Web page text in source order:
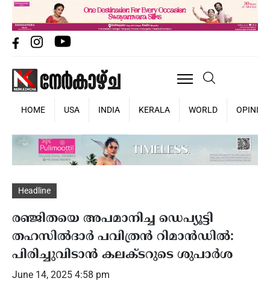
HOME USA INDIA KERALA WORLD OPINION
Headline
രഞ്ജിതയെ അപമാനിച്ച ഡെപ്യൂട്ടി
തഹസില്‍ദാര്‍ പവിത്രന്‍ റിമാന്‍ഡില്‍:
പിരിച്ചുവിടാന്‍ കലക്ടറുടെ ശുപാര്‍ശ
June 14, 2025 4:58 pm